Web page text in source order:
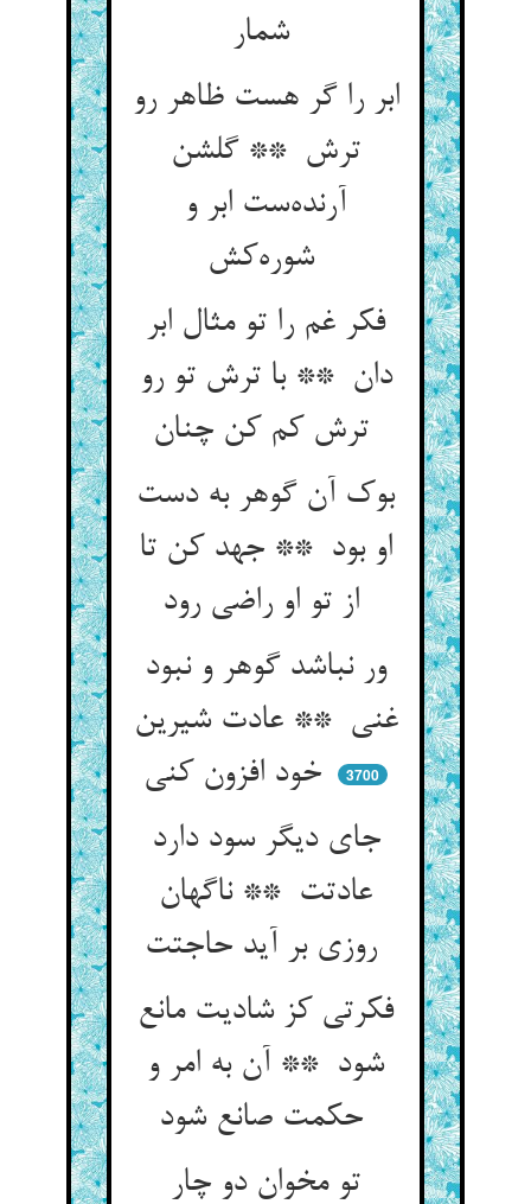
شمار
ابر را گر هست ظاهر رو
ترش ** گلشن
آرنده‌ست ابر و
شوره‌کش
فکر غم را تو مثال ابر
دان ** با ترش تو رو
بوک آن گوهر به دست
او بود ** جهد کن تا
ور نباشد گوهر و نبود
غنی ** عادت شیرین
3700
جای دیگر سود دارد
عادتت ** ناگهان
فکرتی کز شادیت مانع
شود ** آن به امر و
تو مخوان دو چار